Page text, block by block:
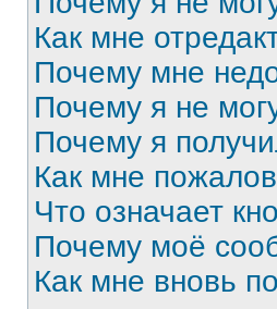
Как мне
Почему мне
Почему я не
Почему я
Как мне
Что означает
Почему моё
Как мне вновь